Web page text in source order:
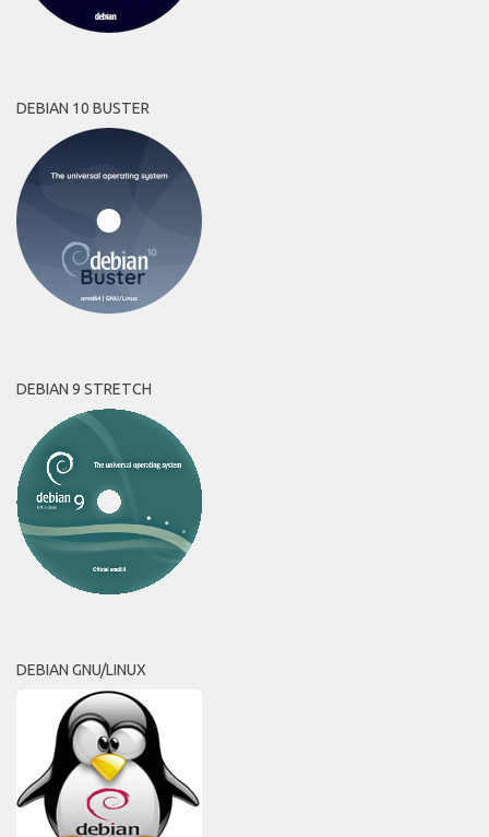
DEBIAN 10 BUSTER
DEBIAN 9 STRETCH
DEBIAN GNU/LINUX